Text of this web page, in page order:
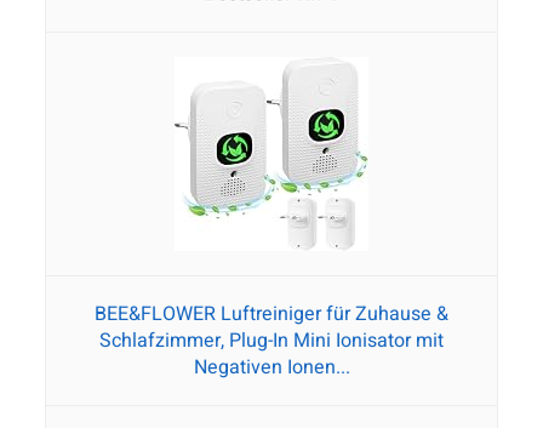
BEE&FLOWER Luftreiniger für Zuhause &
Schlafzimmer, Plug-In Mini Ionisator mit
Negativen Ionen...